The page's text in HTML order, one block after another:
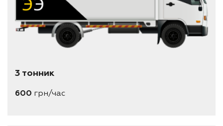
3 тонник
600 грн/час